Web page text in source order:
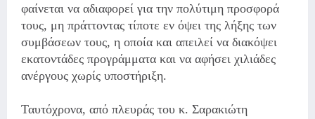
φαίνεται να αδιαφορεί για την πολύτιμη προσφορά
τους, μη πράττοντας τίποτε εν όψει της λήξης των
συμβάσεων τους, η οποία και απειλεί να διακόψει
εκατοντάδες προγράμματα και να αφήσει χιλιάδες
ανέργους χωρίς υποστήριξη.
Ταυτόχρονα, από πλευράς του κ. Σαρακιώτη